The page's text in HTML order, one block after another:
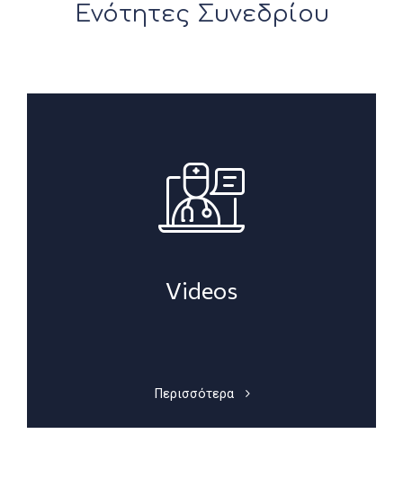
Ενότητες Συνεδρίου
Videos
Περισσότερα